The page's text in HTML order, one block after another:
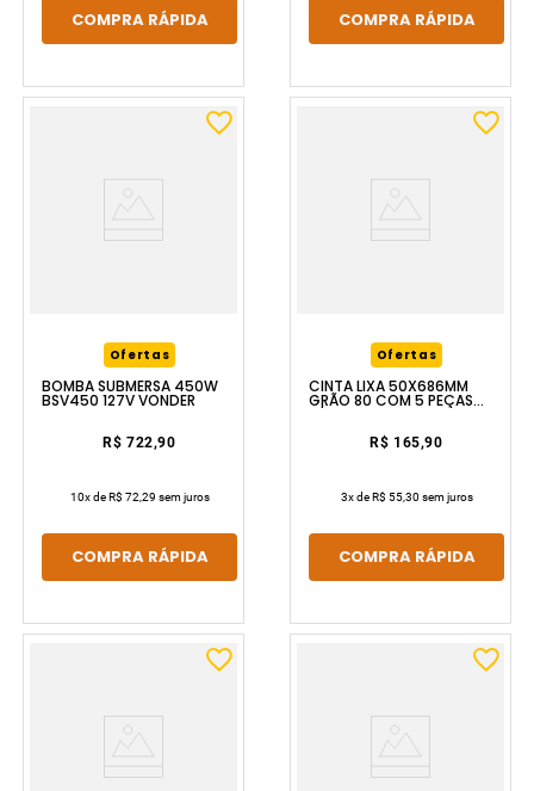
COMPRA RÁPIDA COMPRA RÁPIDA
Ofertas
BOMBA SUBMERSA 450W
BSV450 127V VONDER
R$ 722,90
10x deR$ 72,29 sem juros
COMPRA RÁPIDA
Ofertas
CINTA LIXA 50X686MM
GRÃO 80 COM 5 PEÇAS
P/MLV370 VONDER
R$ 165,90
3x deR$ 55,30 sem juros
COMPRA RÁPIDA